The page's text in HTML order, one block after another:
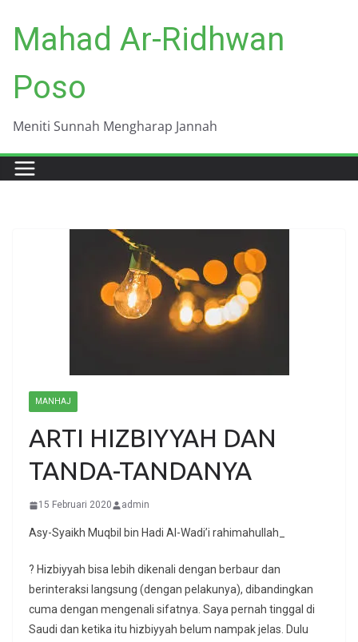
content
Mahad Ar-Ridhwan
Poso
Meniti Sunnah Mengharap Jannah
MANHAJ
ARTI HIZBIYYAH DAN
TANDA-TANDANYA
15 Februari 2020 admin
Asy-Syaikh Muqbil bin Hadi Al-Wadi’i rahimahullah_
? Hizbiyyah bisa lebih dikenali dengan berbaur dan
berinteraksi langsung (dengan pelakunya), dibandingkan
cuma dengan mengenali sifatnya. Saya pernah tinggal di
Saudi dan ketika itu hizbiyyah belum nampak jelas. Dulu